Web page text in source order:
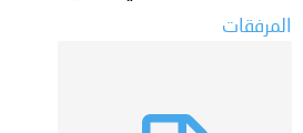
المرفقات